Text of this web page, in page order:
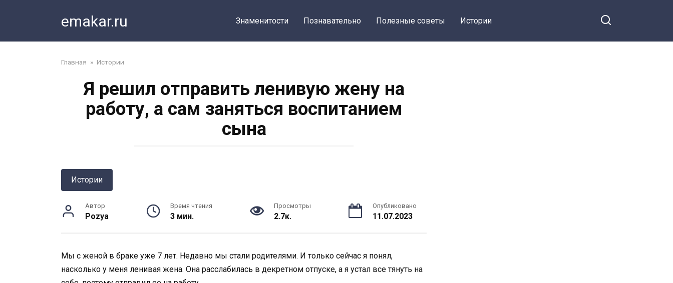
emakar.ru Знаменитости Познавательно Полезные советы Истории
Главная » Истории
Я решил отправить ленивую жену на
работу, а сам заняться воспитанием
сына
Истории
Автор
Pozya
Время чтения
3 мин.
Просмотры
2.7к.
Опубликовано
11.07.2023
Мы с женой в браке уже 7 лет. Недавно мы стали родителями. И только сейчас я понял,
насколько у меня ленивая жена. Она расслабилась в декретном отпуске, а я устал все тянуть на